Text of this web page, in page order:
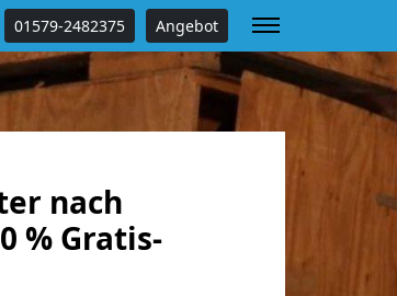
01579-2482375 Angebot
nach
% Gratis-